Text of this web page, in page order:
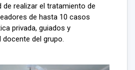
de realizar el tratamiento de
de hasta 10 casos
privada, guiados y
del grupo.